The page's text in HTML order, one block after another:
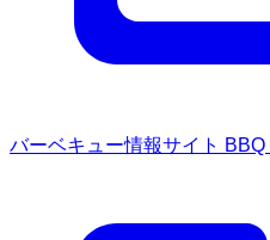
バーベキュー情報サイト BBQ